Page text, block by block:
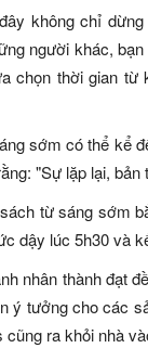
không chỉ
người khác,
chọn thời gian
sớm có thể kể
"Sự lặp lại, bản
từ sáng sớm
dậy lúc 5h30 và
nhân thành đạt
ý tưởng cho các
ra khỏi nhà